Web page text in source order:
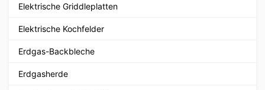
Elektrische Griddleplatten
Elektrische Kochfelder
Erdgas-Backbleche
Erdgasherde